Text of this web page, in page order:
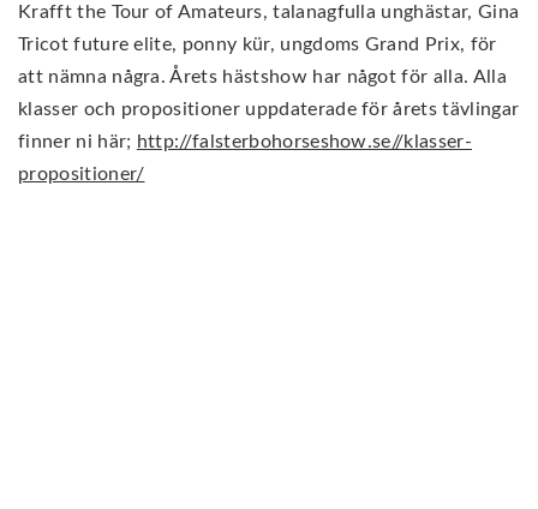
Krafft the Tour of Amateurs, talanagfulla unghästar, Gina
Tricot future elite, ponny kür, ungdoms Grand Prix, för
att nämna några. Årets hästshow har något för alla. Alla
klasser och propositioner uppdaterade för årets tävlingar
finner ni här; http://falsterbohorseshow.se//klasser-
propositioner/